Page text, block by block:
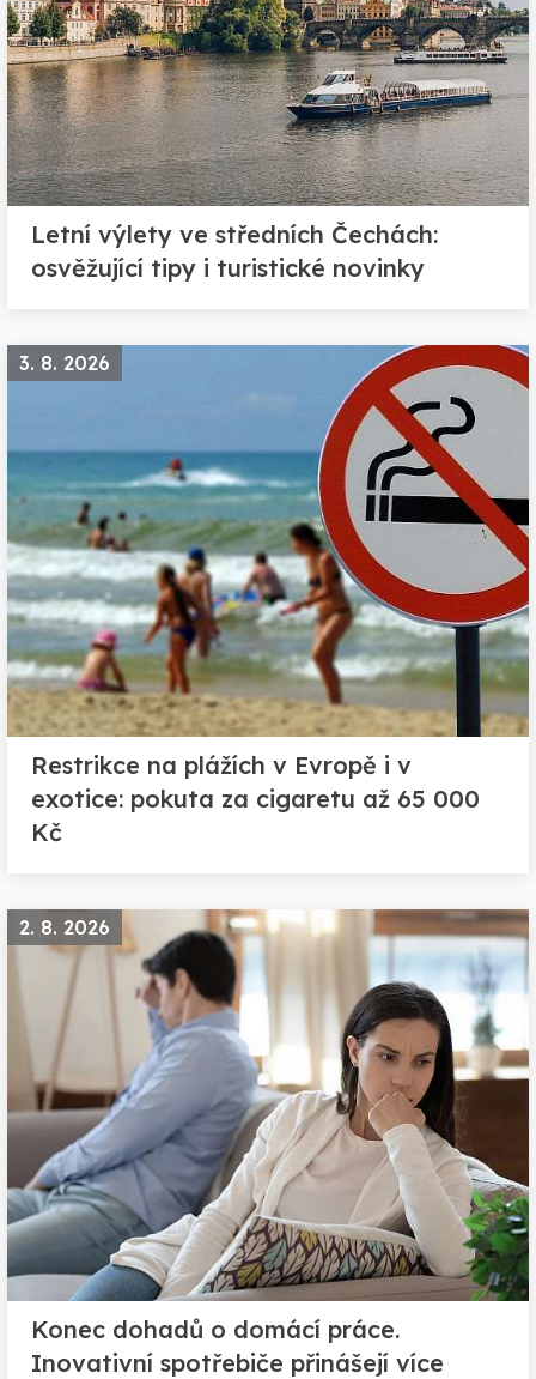
Letní výlety ve středních Čechách:
osvěžující tipy i turistické novinky
3. 8. 2026
Restrikce na plážích v Evropě i v
exotice: pokuta za cigaretu až 65 000
Kč
2. 8. 2026
Konec dohadů o domácí práce.
Inovativní spotřebiče přinášejí více